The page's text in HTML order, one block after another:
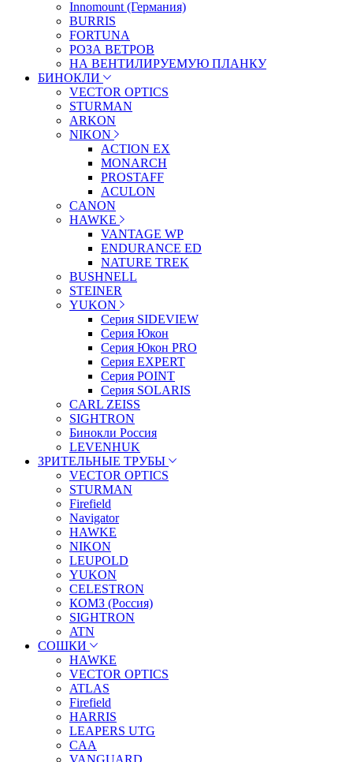
Innomount (Германия)
BURRIS
FORTUNA
РОЗА ВЕТРОВ
НА ВЕНТИЛИРУЕМУЮ ПЛАНКУ
БИНОКЛИ
VECTOR OPTICS
STURMAN
ARKON
NIKON
ACTION EX
MONARCH
PROSTAFF
ACULON
CANON
HAWKE
VANTAGE WP
ENDURANCE ED
NATURE TREK
BUSHNELL
STEINER
YUKON
Серия SIDEVIEW
Серия Юкон
Серия Юкон PRO
Серия EXPERT
Серия POINT
Серия SOLARIS
CARL ZEISS
SIGHTRON
Бинокли Россия
LEVENHUK
ЗРИТЕЛЬНЫЕ ТРУБЫ
VECTOR OPTICS
STURMAN
Firefield
Navigator
HAWKE
NIKON
LEUPOLD
YUKON
CELESTRON
КОМЗ (Россия)
SIGHTRON
ATN
СОШКИ
HAWKE
VECTOR OPTICS
ATLAS
Firefield
HARRIS
LEAPERS UTG
CAA
VANGUARD